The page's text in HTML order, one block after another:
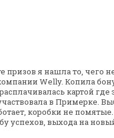
призов я нашла то, чего
Welly. Копила
картой где
в Примерке.
коробки не
успехов, выхода на